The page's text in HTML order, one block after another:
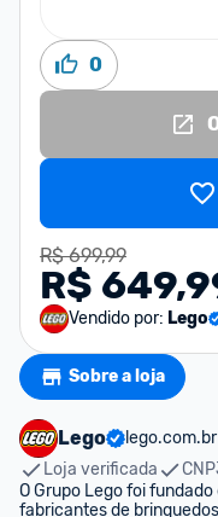
0
R$ 699,99
R$
Vendido por: Lego
Sobre a loja
Lego
lego.com.br
Loja verificada
O Grupo Lego foi
fabricantes de